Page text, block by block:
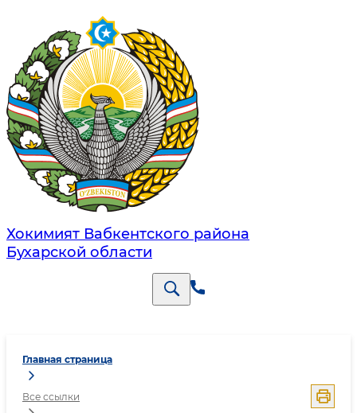
Хокимият Вабкентского района
Бухарской области
Главная страница
Все ссылки